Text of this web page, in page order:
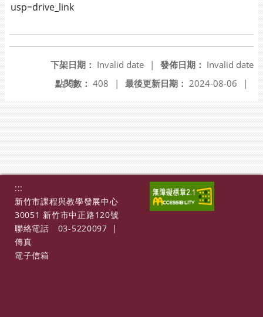
usp=drive_link
發佈日期： Invalid date
下架日期： Invalid date
|
最後更新日期： 2024-08-06 |
點閱數： 408 |
:::
新竹市課程與教學發展中心
30051 新竹市中正路120號
聯絡電話
03-5220097
|
傳真
電子信箱